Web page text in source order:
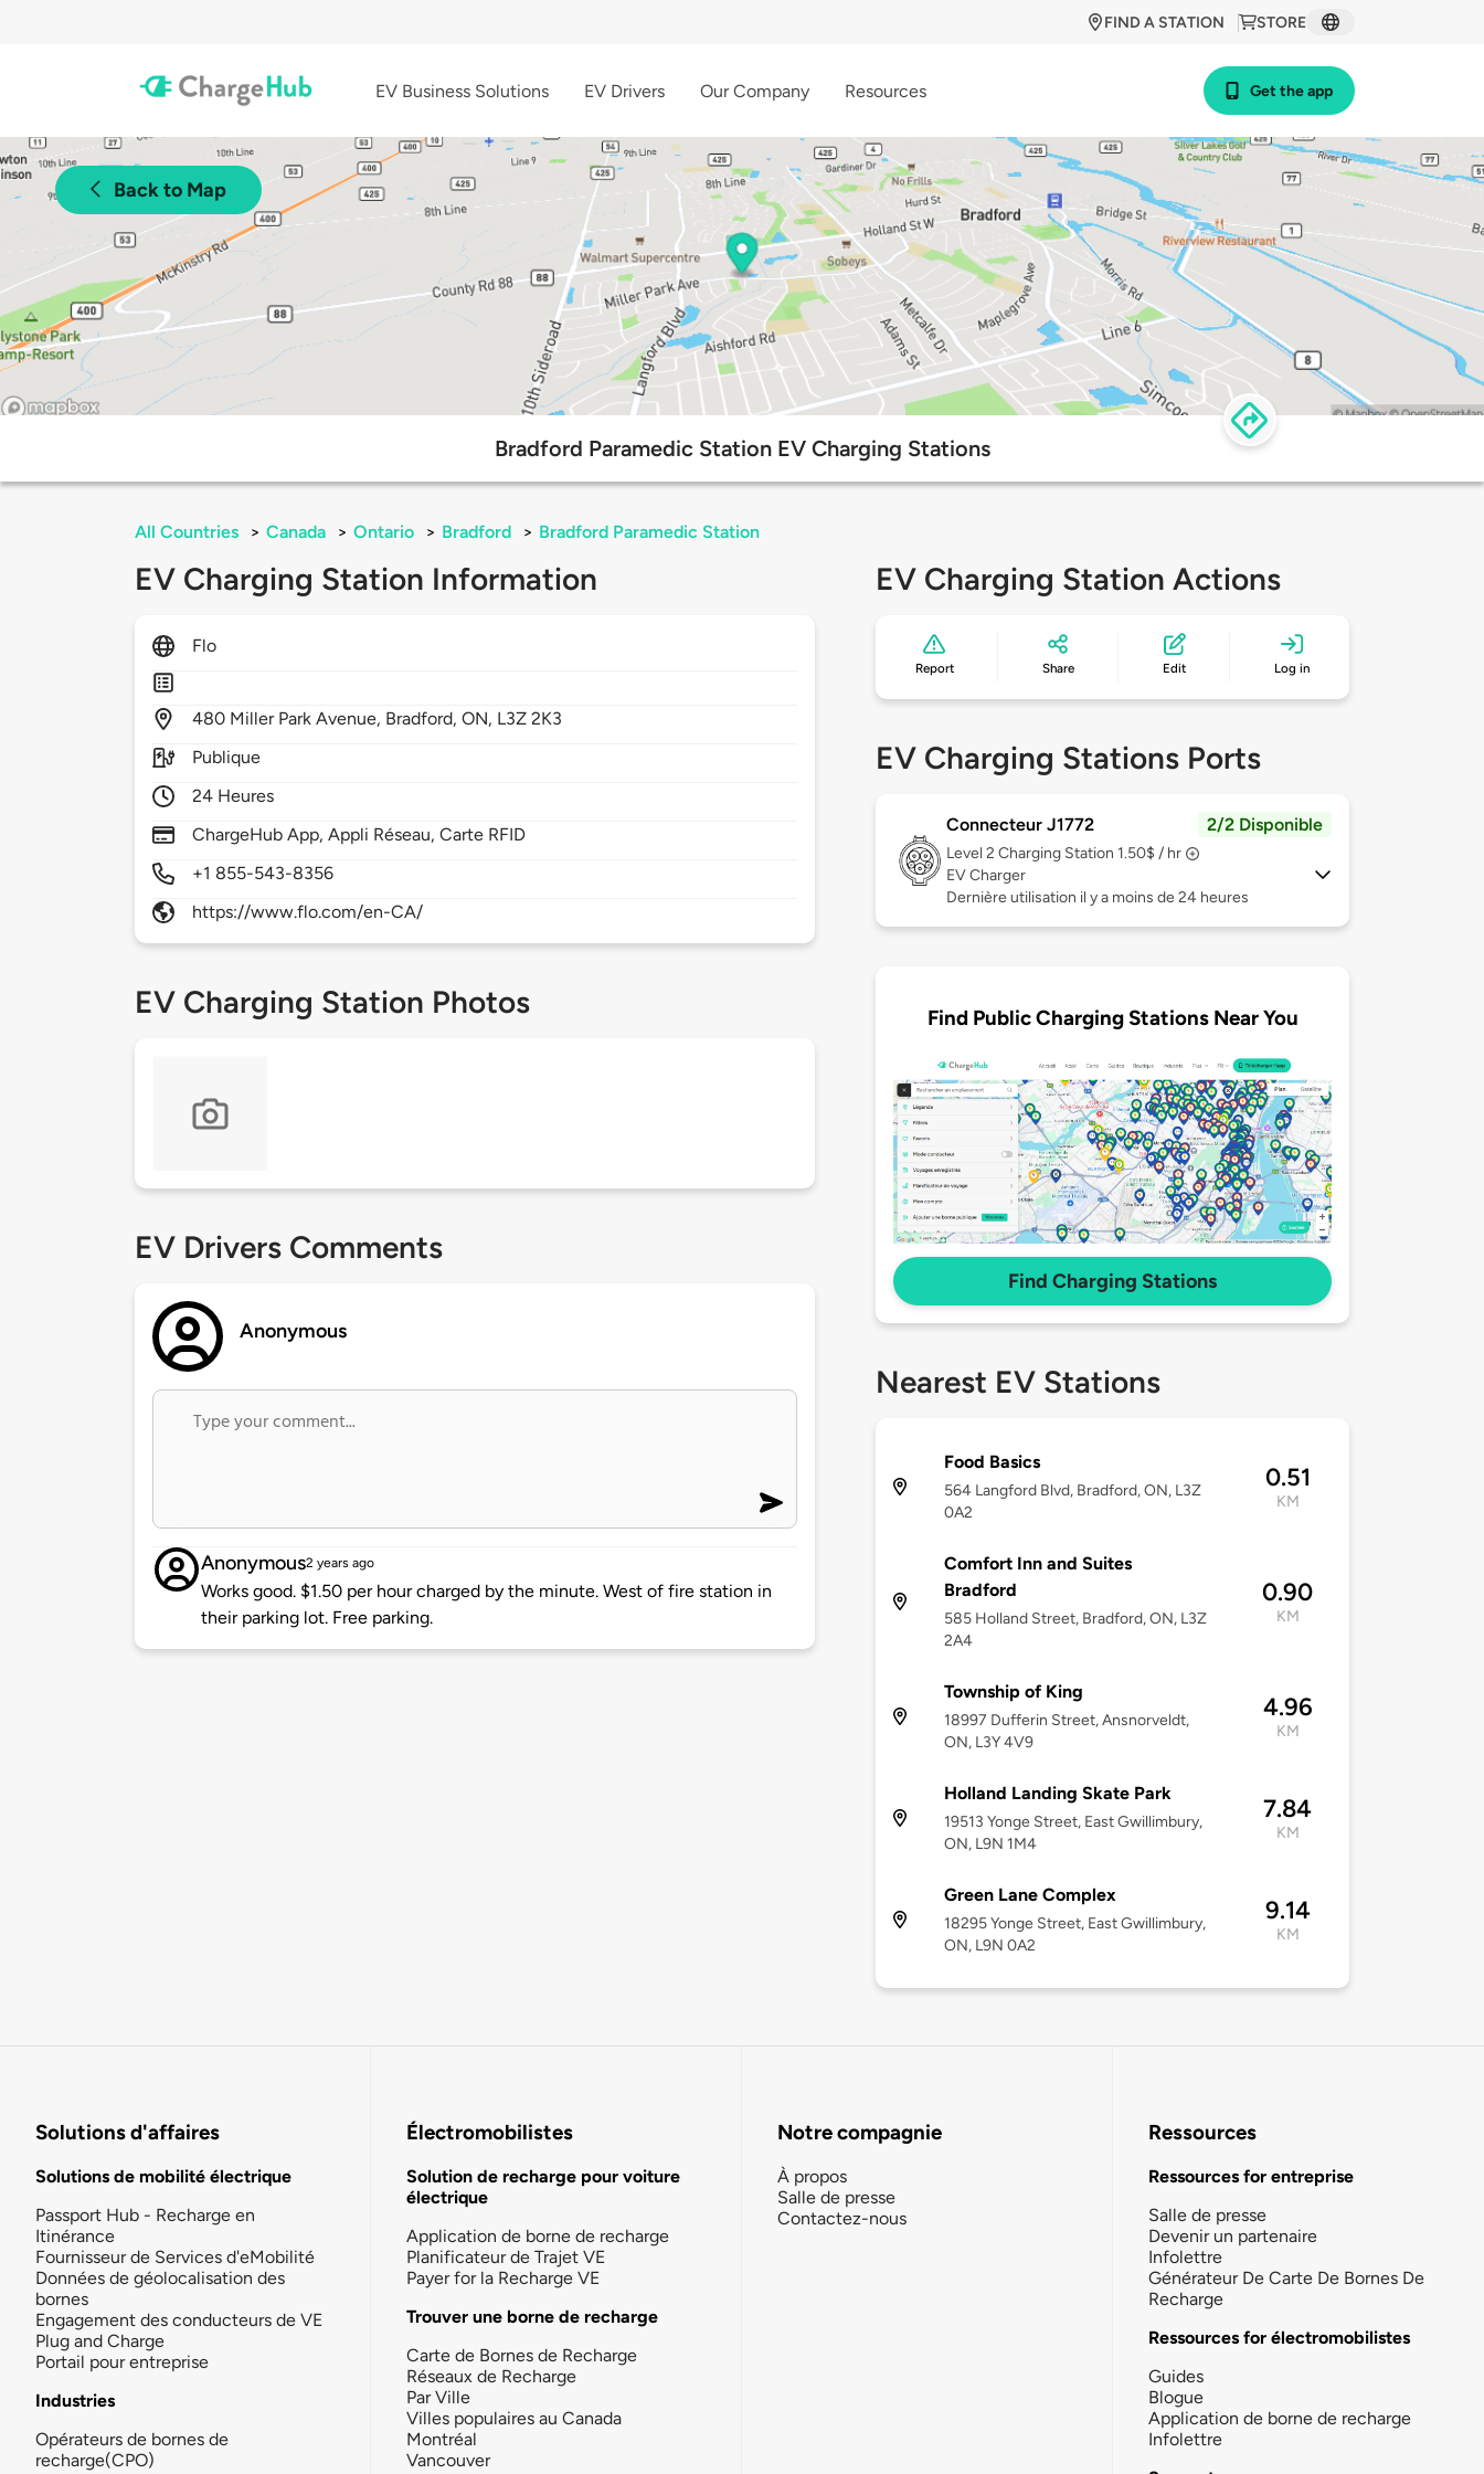
STORE
FIND A STATION
EV Business Solutions EV Drivers Our Company Resources Get the app
Back to Map
Bradford Paramedic Station EV Charging Stations
All Countries > Canada > Ontario > Bradford > Bradford Paramedic Station
EV Charging Station Information
Flo
480 Miller Park Avenue, Bradford,ON, L3Z 2K3
Publique
24 Heures
ChargeHub App, Appli Réseau, Carte RFID
+1 855-543-8356
https://www.flo.com/en-CA/
EV Charging Station Photos
EV Drivers Comments
Anonymous
Anonymous2 years ago
Works good. $1.50 per hour charged by the minute. West of fire station in
their parking lot. Free parking.
EV Charging Station Actions
Report Share Edit Log in
EV Charging Stations Ports
Connecteur J1772 2/2 Disponible
Level 2 Charging Station 1.50$ / hr
EV Charger
Dernière utilisation il y a moins de 24 heures
Find Public Charging Stations Near You
Find Charging Stations
Nearest EV Stations
Food Basics
564 Langford Blvd, Bradford, ON, L3Z
0A2
0.51
KM
Comfort Inn and Suites
Bradford
585 Holland Street, Bradford, ON, L3Z
2A4
0.90
KM
Township of King
18997 Dufferin Street, Ansnorveldt,
ON, L3Y 4V9
4.96
KM
Holland Landing Skate Park
19513 Yonge Street, East Gwillimbury,
ON, L9N 1M4
7.84
KM
Green Lane Complex
18295 Yonge Street, East Gwillimbury,
ON, L9N 0A2
9.14
KM
Solutions d'affaires
Solutions de mobilité électrique
Passport Hub - Recharge en
Itinérance
Fournisseur de Services d'eMobilité
Données de géolocalisation des
bornes
Engagement des conducteurs de VE
Plug and Charge
Portail pour entreprise
Industries
Opérateurs de bornes de
recharge(CPO)
Électromobilistes
Solution de recharge pour voiture
électrique
Application de borne de recharge
Planificateur de Trajet VE
Payer for la Recharge VE
Trouver une borne de recharge
Carte de Bornes de Recharge
Réseaux de Recharge
Par Ville
Villes populaires au Canada
Montréal
Vancouver
Notre compagnie
À propos
Salle de presse
Contactez-nous
Ressources
Ressources for entreprise
Salle de presse
Devenir un partenaire
Infolettre
Générateur De Carte De Bornes De
Recharge
Ressources for électromobilistes
Guides
Blogue
Application de borne de recharge
Infolettre